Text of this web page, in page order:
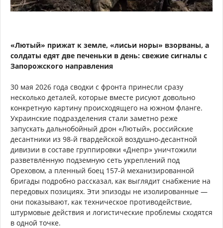
«Лютый» прижат к земле, «лисьи норы» взорваны, а
солдаты едят две печеньки в день: свежие сигналы с
Запорожского направления
30 мая 2026 года сводки с фронта принесли сразу
несколько деталей, которые вместе рисуют довольно
конкретную картину происходящего на южном фланге.
Украинские подразделения стали заметно реже
запускать дальнобойный дрон «Лютый», российские
десантники из 98-й гвардейской воздушно-десантной
дивизии в составе группировки «Днепр» уничтожили
разветвлённую подземную сеть укреплений под
Ореховом, а пленный боец 157-й механизированной
бригады подробно рассказал, как выглядит снабжение на
передовых позициях. Эти эпизоды не изолированные —
они показывают, как техническое противодействие,
штурмовые действия и логистические проблемы сходятся
в одной точке.